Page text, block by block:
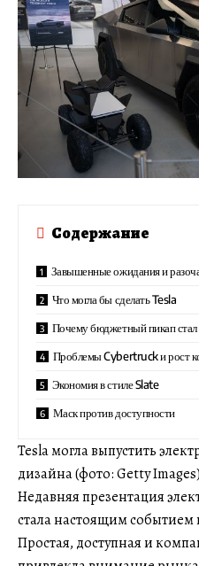
Содержание
Завышенные ожидания и
Что могла бы сделать Tesla
Почему бюджетный пикап
Проблемы Cybertruck и рост
Экономия в стиле Slate
Маск против доступности
Tesla могла выпустить
дизайна (фото: Getty Images)
Недавняя презентация
стала настоящим
Простая, доступная и